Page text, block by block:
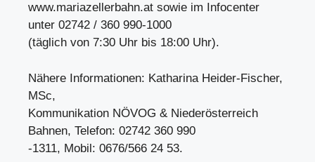
www.mariazellerbahn.at sowie im Infocenter
unter 02742 / 360 990-1000
(täglich von 7:30 Uhr bis 18:00 Uhr).
Nähere Informationen: Katharina Heider-Fischer,
MSc,
Kommunikation NÖVOG & Niederösterreich
Bahnen, Telefon: 02742 360 990
-1311, Mobil: 0676/566 24 53.